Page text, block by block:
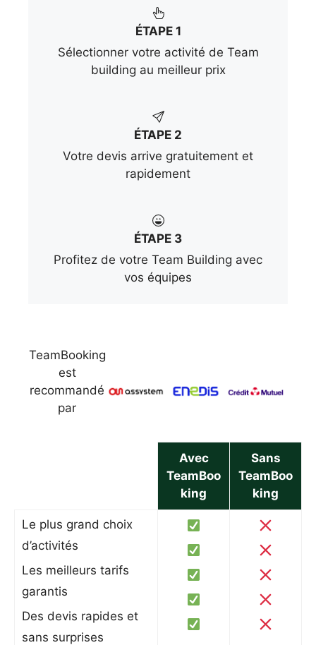
ÉTAPE 1
Sélectionner votre activité de Team
building au meilleur prix
ÉTAPE 2
Votre devis arrive gratuitement et
rapidement
ÉTAPE 3
Profitez de votre Team Building avec
vos équipes
TeamBooking
est
recommandé
par
Avec
TeamBoo
king
Sans
TeamBoo
king
Le plus grand choix
d’activités
Les meilleurs tarifs
garantis
Des devis rapides et
sans surprises